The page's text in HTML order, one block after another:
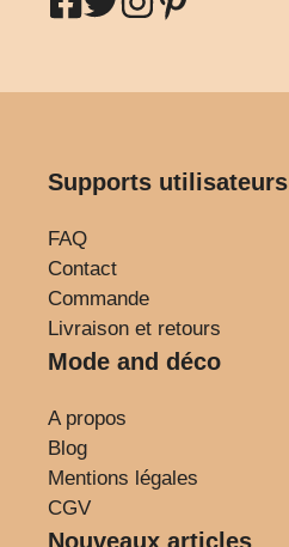
Supports utilisateurs
FAQ
Contact
Commande
Livraison et retours
Mode and déco
A propos
Blog
Mentions légales
CGV
Nouveaux articles